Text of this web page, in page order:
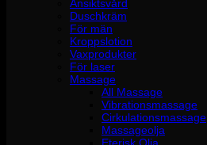
Ansiktsvård
Duschkräm
För män
Kroppslotion
Vaxprodukter
För laser
Massage
All Massage
Vibrationsmassage
Cirkulationsmassage
Massageolja
Eterisk Olja